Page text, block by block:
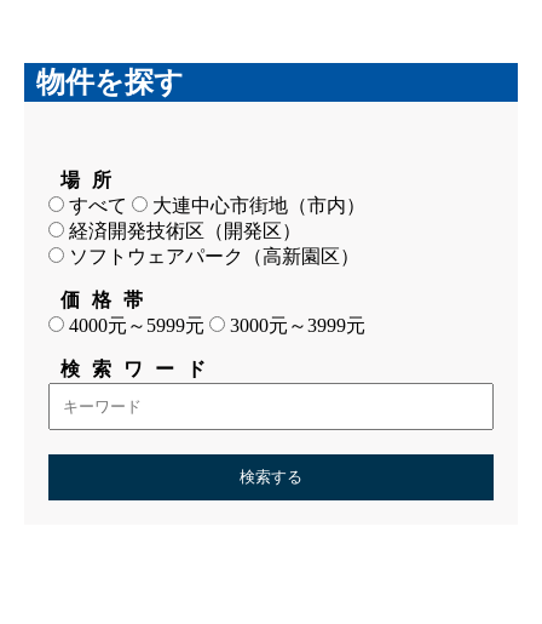
物件を探す
場所
すべて
大連中心市街地（市内）
経済開発技術区（開発区）
ソフトウェアパーク（高新園区）
価格帯
4000元～5999元
3000元～3999元
検索ワード